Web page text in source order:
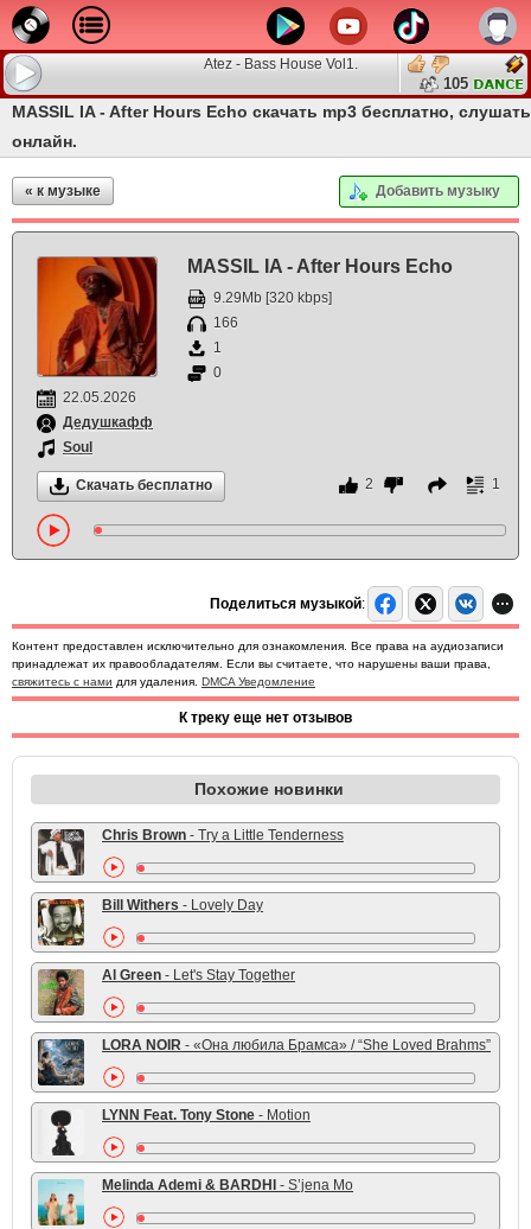
Atez - Bass House Vol1.
105
MASSIL IA - After Hours Echo скачать mp3 бесплатно, слушать
онлайн.
« к музыке Добавить музыку
MASSIL IA - After Hours Echo
9.29Mb [320 kbps]
166
1
0
22.05.2026
Дедушкафф
Soul
Скачать бесплатно 2 1
Поделиться музыкой:
Контент предоставлен исключительно для ознакомления. Все права на аудиозаписи
принадлежат их правообладателям. Если вы считаете, что нарушены ваши права,
свяжитесь с нами для удаления. DMCA Уведомление
К треку еще нет отзывов
Похожие новинки
Chris Brown - Try a Little Tenderness
Bill Withers - Lovely Day
Al Green - Let's Stay Together
LORA NOIR - «Она любила Брамса» / “She Loved Brahms”
LYNN Feat. Tony Stone - Motion
Melinda Ademi & BARDHI - S’jena Mo